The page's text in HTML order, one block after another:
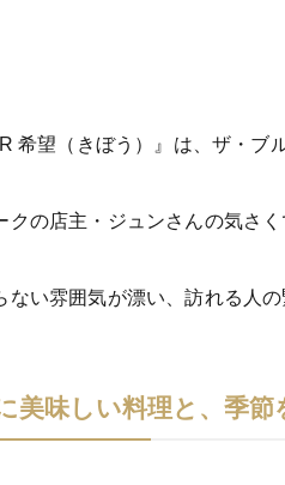
希望（きぼう）』は、ザ・ブ
クの店主・ジュンさんの気さ
ない雰囲気が漂い、訪れる人
美味しい料理と、季